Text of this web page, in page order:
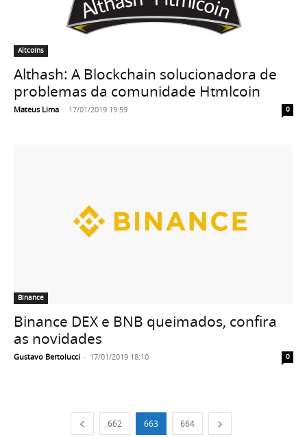
Altcoins
Althash: A Blockchain solucionadora de
problemas da comunidade Htmlcoin
Mateus Lima - 17/01/2019 19:59 0
Binance
Binance DEX e BNB queimados, confira
as novidades
Gustavo Bertolucci - 17/01/2019 18:10 0
662 663 664